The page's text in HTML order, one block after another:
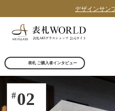
デザインサン
購入前にデザイン確
表札全商品、全
デザインサン
表札 ご購入者インタビュー
#02